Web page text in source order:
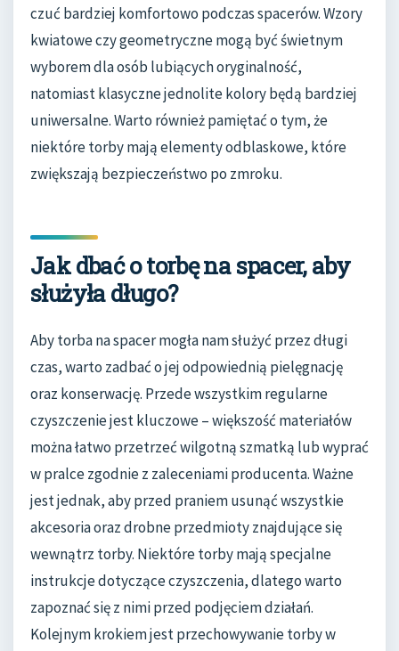
czuć bardziej komfortowo podczas spacerów. Wzory
kwiatowe czy geometryczne mogą być świetnym
wyborem dla osób lubiących oryginalność,
natomiast klasyczne jednolite kolory będą bardziej
uniwersalne. Warto również pamiętać o tym, że
niektóre torby mają elementy odblaskowe, które
zwiększają bezpieczeństwo po zmroku.
Jak dbać o torbę na spacer, aby
służyła długo?
Aby torba na spacer mogła nam służyć przez długi
czas, warto zadbać o jej odpowiednią pielęgnację
oraz konserwację. Przede wszystkim regularne
czyszczenie jest kluczowe – większość materiałów
można łatwo przetrzeć wilgotną szmatką lub wyprać
w pralce zgodnie z zaleceniami producenta. Ważne
jest jednak, aby przed praniem usunąć wszystkie
akcesoria oraz drobne przedmioty znajdujące się
wewnątrz torby. Niektóre torby mają specjalne
instrukcje dotyczące czyszczenia, dlatego warto
zapoznać się z nimi przed podjęciem działań.
Kolejnym krokiem jest przechowywanie torby w